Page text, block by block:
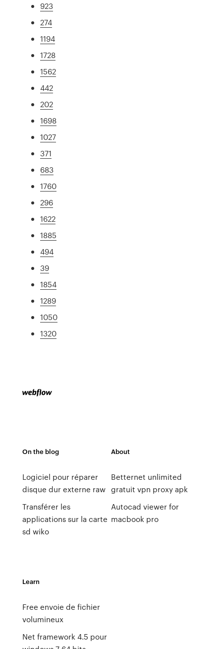
923
274
1194
1728
1562
442
202
1698
1027
371
683
1760
296
1622
1885
494
39
1854
1289
1050
1320
On the blog
Logiciel pour réparer
disque dur externe raw
Transférer les
applications sur la carte
sd wiko
About
Betternet unlimited
gratuit vpn proxy apk
Autocad viewer for
macbook pro
Learn
Free envoie de fichier
volumineux
Net framework 4.5 pour